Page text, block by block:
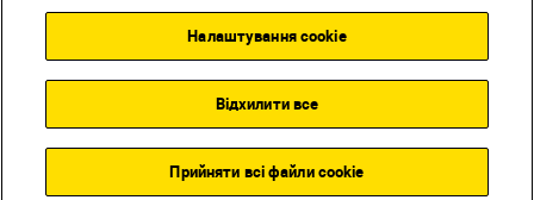
Налаштування cookie
Відхилити все
Прийняти всі файли сookie